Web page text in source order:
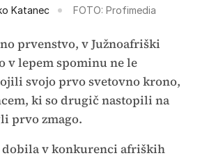
Katanec FOTO: Profimedia
prvenstvo, v Južnoafriški
v lepem spominu ne le
svojo prvo svetovno krono,
ki so drugič nastopili na
prvo zmago.
dobila v konkurenci afriških